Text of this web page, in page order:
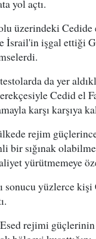
yol açtı.
üzerindeki Cedide
İsrail'in işgal ettiği
da yer
Cedid el
karşı karşıya
rejim
bir sığınak
yürütmemeye
sonucu yüzlerce
rejimi